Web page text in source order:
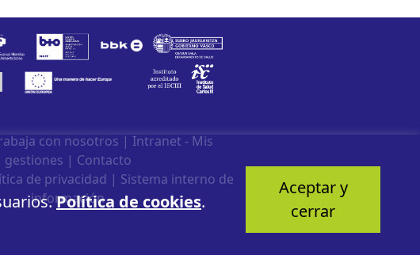
Política de cookies.
Aceptar y
cerrar
con nosotros | Intranet - Mis
gestiones | Contacto
de privacidad | Sistema interno de
información